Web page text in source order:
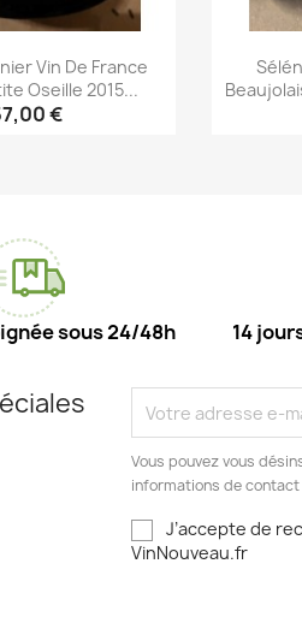
Vin De France
Oseille 2015...
€
sous 24/48h 14
Vous pouvez vous
informations de
J’accepte de
VinNouveau.fr